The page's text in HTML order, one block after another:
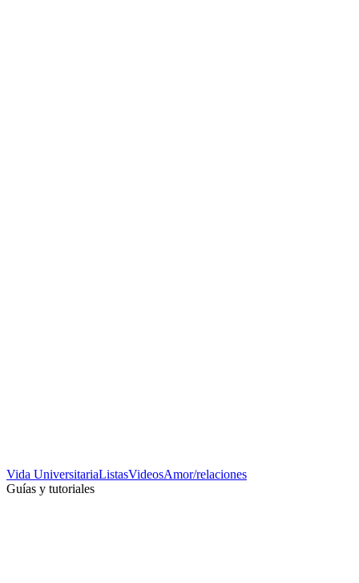
Vida UniversitariaListasVideosAmor/relaciones
Guías y tutoriales